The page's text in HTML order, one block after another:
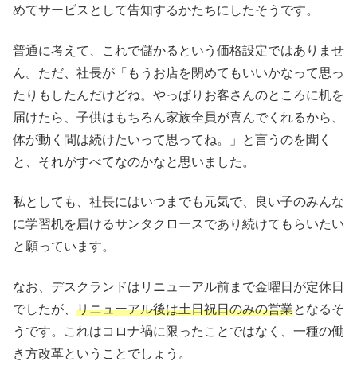
めてサービスとして告知するかたちにしたそうです。
普通に考えて、これで儲かるという価格設定ではありませ
ん。ただ、社長が「もうお店を閉めてもいいかなって思っ
たりもしたんだけどね。やっぱりお客さんのところに机を
届けたら、子供はもちろん家族全員が喜んでくれるから、
体が動く間は続けたいって思ってね。」と言うのを聞く
と、それがすべてなのかなと思いました。
私としても、社長にはいつまでも元気で、良い子のみんな
に学習机を届けるサンタクロースであり続けてもらいたい
と願っています。
なお、デスクランドはリニューアル前まで金曜日が定休日
でしたが、 リニューアル後は土日祝日のみの営業となるそ
うです。これはコロナ禍に限ったことではなく、一種の働
き方改革ということでしょう。